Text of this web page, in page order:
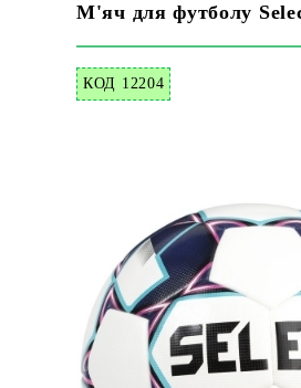
М'яч для футболу
КОД 12204